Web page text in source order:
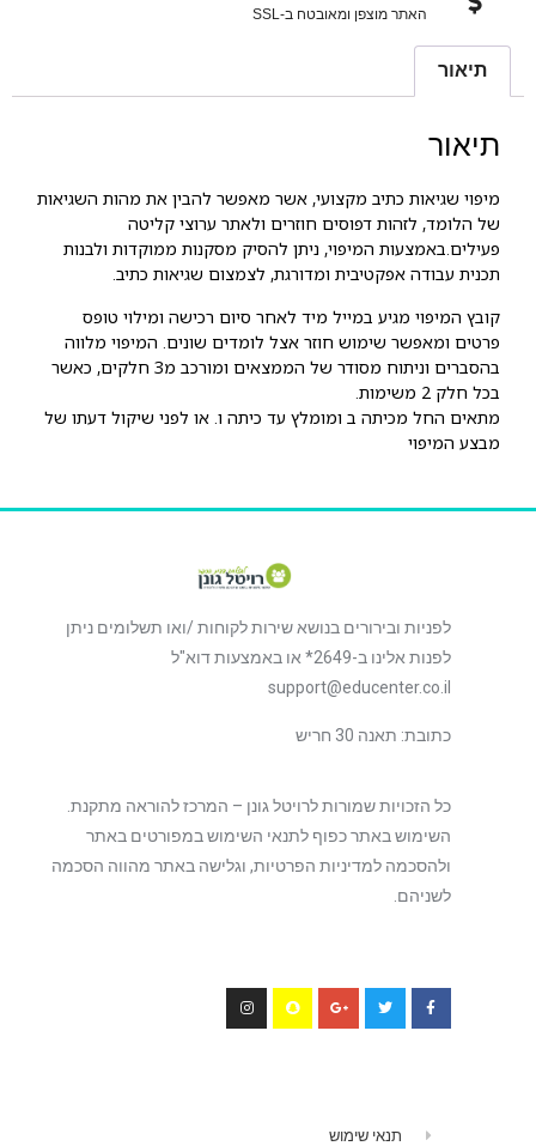
האתר מוצפן ומאובטח ב-SSL
תיאור
תיאור
מיפוי שגיאות כתיב מקצועי, אשר מאפשר להבין את מהות השגיאות
של הלומד, לזהות דפוסים חוזרים ולאתר ערוצי קליטה
פעילים.באמצעות המיפוי, ניתן להסיק מסקנות ממוקדות ולבנות
תכנית עבודה אפקטיבית ומדורגת, לצמצום שגיאות כתיב.
קובץ המיפוי מגיע במייל מיד לאחר סיום רכישה ומילוי טופס
פרטים ומאפשר שימוש חוזר אצל לומדים שונים. המיפוי מלווה
בהסברים וניתוח מסודר של הממצאים ומורכב מ3 חלקים, כאשר
בכל חלק 2 משימות.
מתאים החל מכיתה ב ומומלץ עד כיתה ו. או לפני שיקול דעתו של
מבצע המיפוי
לפניות ובירורים בנושא שירות לקוחות /ואו תשלומים ניתן
לפנות אלינו ב-2649* או באמצעות דוא"ל
support@educenter.co.il
כתובת: תאנה 30 חריש
כל הזכויות שמורות לרויטל גונן – המרכז להוראה מתקנת.
השימוש באתר כפוף לתנאי השימוש במפורטים באתר
ולהסכמה למדיניות הפרטיות, וגלישה באתר מהווה הסכמה
לשניהם.
תנאי שימוש